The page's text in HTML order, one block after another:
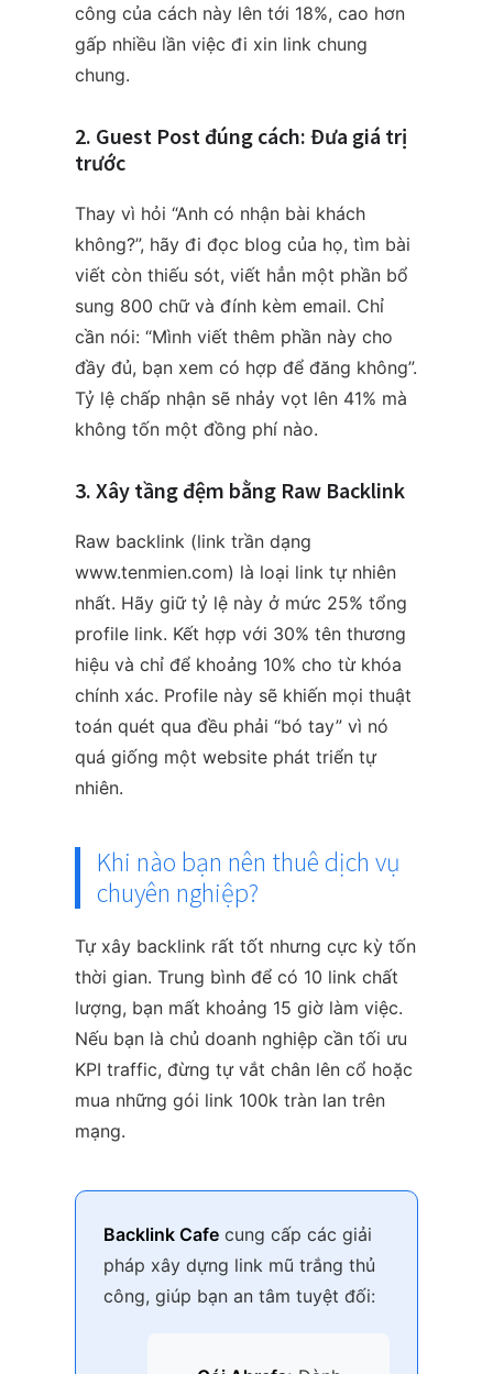
công của cách này lên tới 18%, cao hơn
gấp nhiều lần việc đi xin link chung
chung.
2. Guest Post đúng cách: Đưa giá trị
trước
Thay vì hỏi “Anh có nhận bài khách
không?”, hãy đi đọc blog của họ, tìm bài
viết còn thiếu sót, viết hẳn một phần bổ
sung 800 chữ và đính kèm email. Chỉ
cần nói: “Mình viết thêm phần này cho
đầy đủ, bạn xem có hợp để đăng không”.
Tỷ lệ chấp nhận sẽ nhảy vọt lên 41% mà
không tốn một đồng phí nào.
3. Xây tầng đệm bằng Raw Backlink
Raw backlink (link trần dạng
www.tenmien.com) là loại link tự nhiên
nhất. Hãy giữ tỷ lệ này ở mức 25% tổng
profile link. Kết hợp với 30% tên thương
hiệu và chỉ để khoảng 10% cho từ khóa
chính xác. Profile này sẽ khiến mọi thuật
toán quét qua đều phải “bó tay” vì nó
quá giống một website phát triển tự
nhiên.
Khi nào bạn nên thuê dịch vụ
chuyên nghiệp?
Tự xây backlink rất tốt nhưng cực kỳ tốn
thời gian. Trung bình để có 10 link chất
lượng, bạn mất khoảng 15 giờ làm việc.
Nếu bạn là chủ doanh nghiệp cần tối ưu
KPI traffic, đừng tự vắt chân lên cổ hoặc
mua những gói link 100k tràn lan trên
mạng.
Backlink Cafe cung cấp các giải
pháp xây dựng link mũ trắng thủ
công, giúp bạn an tâm tuyệt đối: